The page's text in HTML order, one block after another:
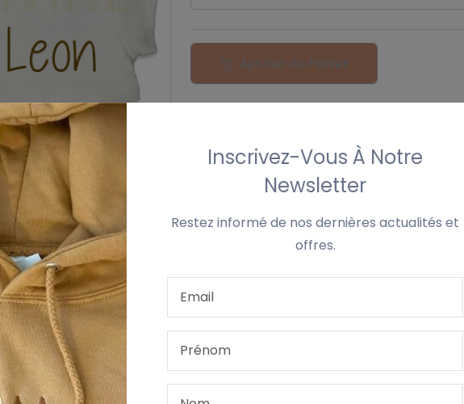
Ajouter Au Panier
VOTRE LOGO/ DESSIN DÉLAI DE LIVRAISON & EXPÉDITION
(grand modèle)
Inscrivez-Vous À Notre
Newsletter
Restez informé de nos dernières actualités et
offres.